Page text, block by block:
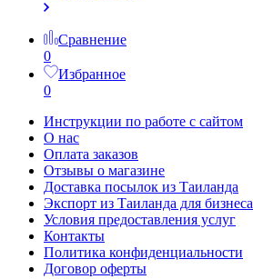
Сравнение
0
Избранное
0
Инструкции по работе с сайтом
О нас
Оплата заказов
Отзывы о магазине
Доставка посылок из Таиланда
Экспорт из Таиланда для бизнеса
Условия предоставления услуг
Контакты
Политика конфиденциальности
Договор оферты